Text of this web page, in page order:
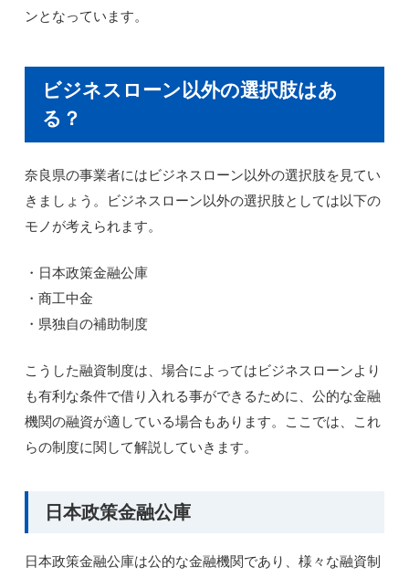
ンとなっています。
ビジネスローン以外の選択肢はあ
る？
奈良県の事業者にはビジネスローン以外の選択肢を見てい
きましょう。ビジネスローン以外の選択肢としては以下の
モノが考えられます。
・日本政策金融公庫
・商工中金
・県独自の補助制度
こうした融資制度は、場合によってはビジネスローンより
も有利な条件で借り入れる事ができるために、公的な金融
機関の融資が適している場合もあります。ここでは、これ
らの制度に関して解説していきます。
日本政策金融公庫
日本政策金融公庫は公的な金融機関であり、様々な融資制